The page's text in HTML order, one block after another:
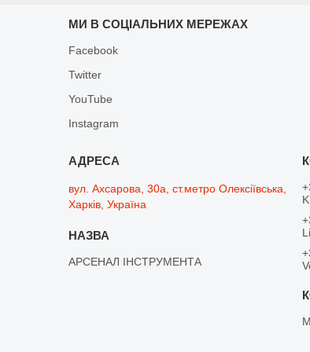
МИ В СОЦІАЛЬНИХ МЕРЕЖАХ
Facebook
Twitter
YouTube
Instagram
вул. Ахсарова, 30а, ст.метро Олексіївська,
Харків, Україна
АРСЕНАЛ ІНСТРУМЕНТА